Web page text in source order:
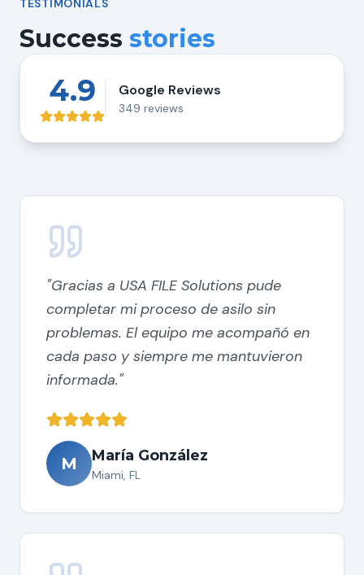
TESTIMONIALS
Success stories
4.9 Google Reviews
349 reviews
"Gracias a USA FILE Solutions pude
completar mi proceso de asilo sin
problemas. El equipo me acompañó en
cada paso y siempre me mantuvieron
informada."
M María González
Miami, FL